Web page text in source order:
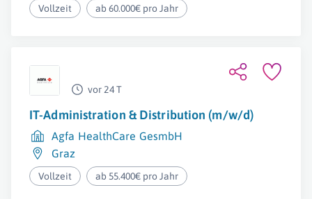
Vollzeit ab 60.000€ pro Jahr
vor 24 T
IT-Administration & Distribution (m/w/d)
Agfa HealthCare GesmbH
Graz
Vollzeit ab 55.400€ pro Jahr